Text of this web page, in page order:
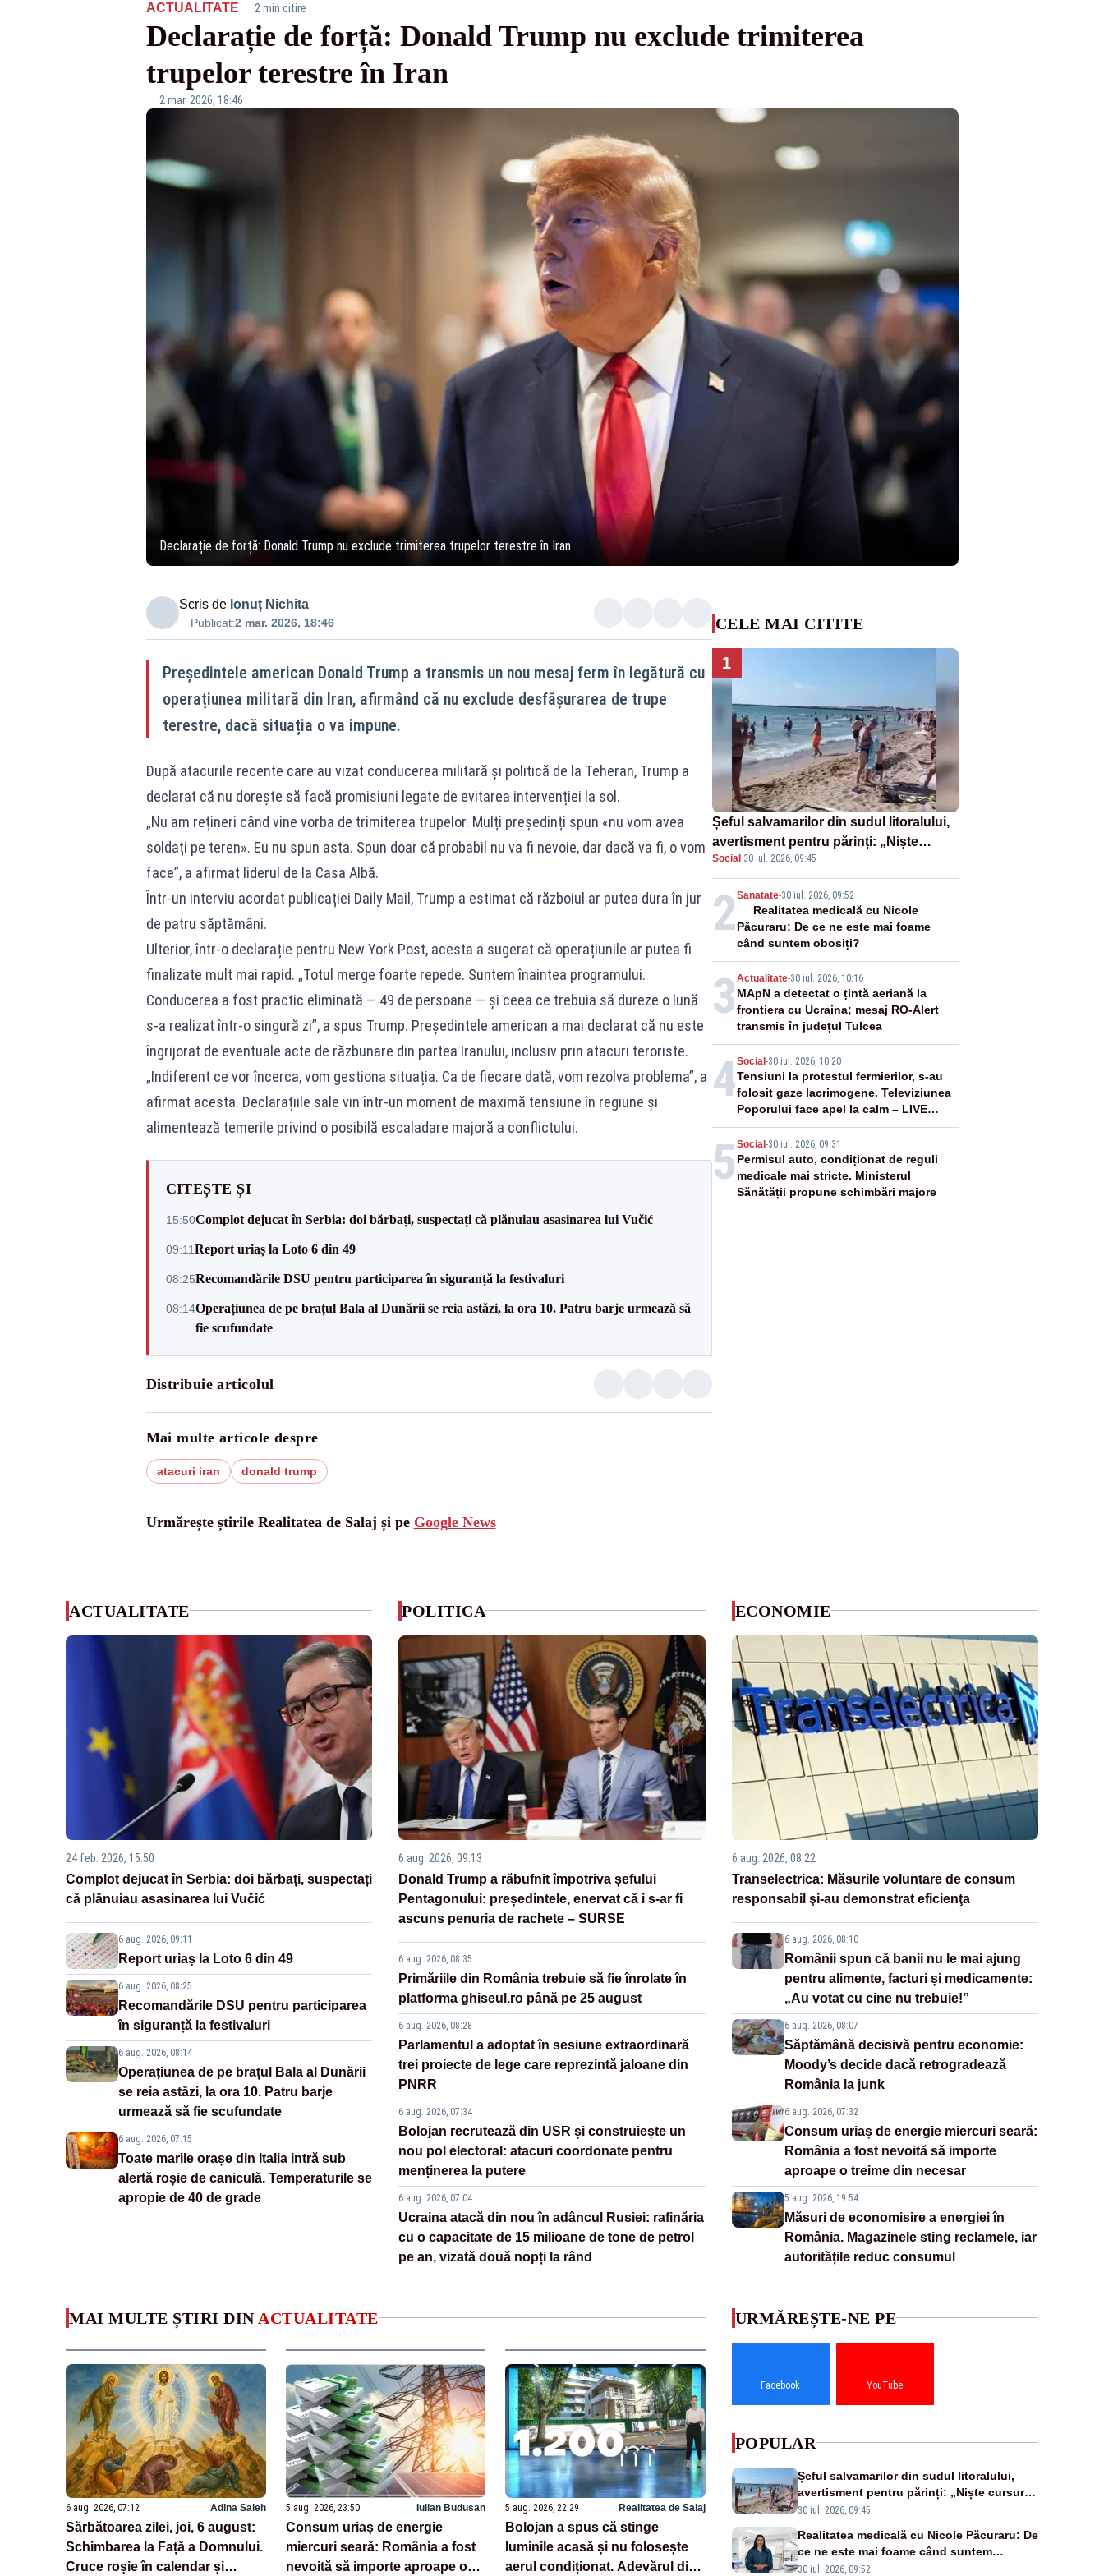
ACTUALITATE· 2 min citire
Declarație de forță: Donald Trump nu exclude trimiterea
trupelor terestre în Iran
2 mar. 2026, 18:46
Declarație de forță: Donald Trump nu exclude trimiterea trupelor terestre în Iran
Scris de Ionuț Nichita
Publicat:2 mar. 2026, 18:46
Președintele american Donald Trump a transmis un nou mesaj ferm în legătură cu
operațiunea militară din Iran, afirmând că nu exclude desfășurarea de trupe
terestre, dacă situația o va impune.
După atacurile recente care au vizat conducerea militară și politică de la Teheran, Trump a
declarat că nu dorește să facă promisiuni legate de evitarea intervenției la sol.
„Nu am rețineri când vine vorba de trimiterea trupelor. Mulți președinți spun «nu vom avea
soldați pe teren». Eu nu spun asta. Spun doar că probabil nu va fi nevoie, dar dacă va fi, o vom
face”, a afirmat liderul de la Casa Albă.
Într-un interviu acordat publicației Daily Mail, Trump a estimat că războiul ar putea dura în jur
de patru săptămâni.
Ulterior, într-o declarație pentru New York Post, acesta a sugerat că operațiunile ar putea fi
finalizate mult mai rapid. „Totul merge foarte repede. Suntem înaintea programului.
Conducerea a fost practic eliminată — 49 de persoane — și ceea ce trebuia să dureze o lună
s-a realizat într-o singură zi”, a spus Trump. Președintele american a mai declarat că nu este
îngrijorat de eventuale acte de răzbunare din partea Iranului, inclusiv prin atacuri teroriste.
„Indiferent ce vor încerca, vom gestiona situația. Ca de fiecare dată, vom rezolva problema”, a
afirmat acesta. Declarațiile sale vin într-un moment de maximă tensiune în regiune și
alimentează temerile privind o posibilă escaladare majoră a conflictului.
CITEȘTE ȘI
15:50Complot dejucat în Serbia: doi bărbați, suspectați că plănuiau asasinarea lui Vučić
09:11Report uriaș la Loto 6 din 49
08:25Recomandările DSU pentru participarea în siguranță la festivaluri
08:14Operațiunea de pe brațul Bala al Dunării se reia astăzi, la ora 10. Patru barje urmează să
fie scufundate
Distribuie articolul
Mai multe articole despre
atacuri iran donald trump
Urmărește știrile Realitatea de Salaj și pe Google News
CELE MAI CITITE
1
Șeful salvamarilor din sudul litoralului,
avertisment pentru părinți: „Niște
cursuri de înot la piscină nu sunt
suficiente”
Social·30 iul. 2026, 09:45
2Sanatate-30 iul. 2026, 09:52
Realitatea medicală cu Nicole
Păcuraru: De ce ne este mai foame
când suntem obosiți?
3 Actualitate-30 iul. 2026, 10:16
MApN a detectat o țintă aeriană la
frontiera cu Ucraina; mesaj RO-Alert
transmis în județul Tulcea
4Social-30 iul. 2026, 10:20
Tensiuni la protestul fermierilor, s-au
folosit gaze lacrimogene. Televiziunea
Poporului face apel la calm – LIVE
TEXT
5 Social-30 iul. 2026, 09:31
Permisul auto, condiționat de reguli
medicale mai stricte. Ministerul
Sănătății propune schimbări majore
ACTUALITATE
24 feb. 2026, 15:50
Complot dejucat în Serbia: doi bărbați, suspectați
că plănuiau asasinarea lui Vučić
6 aug. 2026, 09:11
Report uriaș la Loto 6 din 49
6 aug. 2026, 08:25
Recomandările DSU pentru participarea
în siguranță la festivaluri
6 aug. 2026, 08:14
Operațiunea de pe brațul Bala al Dunării
se reia astăzi, la ora 10. Patru barje
urmează să fie scufundate
6 aug. 2026, 07:15
Toate marile orașe din Italia intră sub
alertă roșie de caniculă. Temperaturile se
apropie de 40 de grade
POLITICA
6 aug. 2026, 09:13
Donald Trump a răbufnit împotriva șefului
Pentagonului: președintele, enervat că i s-ar fi
ascuns penuria de rachete – SURSE
6 aug. 2026, 08:35
Primăriile din România trebuie să fie înrolate în
platforma ghiseul.ro până pe 25 august
6 aug. 2026, 08:28
Parlamentul a adoptat în sesiune extraordinară
trei proiecte de lege care reprezintă jaloane din
PNRR
6 aug. 2026, 07:34
Bolojan recrutează din USR și construiește un
nou pol electoral: atacuri coordonate pentru
menținerea la putere
6 aug. 2026, 07:04
Ucraina atacă din nou în adâncul Rusiei: rafinăria
cu o capacitate de 15 milioane de tone de petrol
pe an, vizată două nopți la rând
ECONOMIE
6 aug. 2026, 08:22
Transelectrica: Măsurile voluntare de consum
responsabil şi-au demonstrat eficienţa
6 aug. 2026, 08:10
Românii spun că banii nu le mai ajung
pentru alimente, facturi și medicamente:
„Au votat cu cine nu trebuie!”
6 aug. 2026, 08:07
Săptămână decisivă pentru economie:
Moody’s decide dacă retrogradează
România la junk
6 aug. 2026, 07:32
Consum uriaș de energie miercuri seară:
România a fost nevoită să importe
aproape o treime din necesar
5 aug. 2026, 19:54
Măsuri de economisire a energiei în
România. Magazinele sting reclamele, iar
autoritățile reduc consumul
MAI MULTE ȘTIRI DIN ACTUALITATE
6 aug. 2026, 07:12 Adina Saleh
Sărbătoarea zilei, joi, 6 august:
Schimbarea la Față a Domnului.
Cruce roșie în calendar și
5 aug. 2026, 23:50 Iulian Budusan
Consum uriaș de energie
miercuri seară: România a fost
nevoită să importe aproape o
5 aug. 2026, 22:29 Realitatea de Salaj
Bolojan a spus că stinge
luminile acasă și nu folosește
aerul condiționat. Adevărul din
URMĂREȘTE-NE PE
Facebook YouTube
POPULAR
Șeful salvamarilor din sudul litoralului,
avertisment pentru părinți: „Niște cursuri
de înot la piscină nu sunt suficiente”
30 iul. 2026, 09:45
Realitatea medicală cu Nicole Păcuraru: De
ce ne este mai foame când suntem
obosiți?
30 iul. 2026, 09:52